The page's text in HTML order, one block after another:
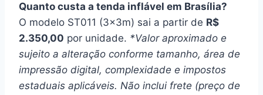
Quanto custa a tenda inflável em Brasília?
O modelo ST011 (3x3m) sai a partir de R$
2.350,00 por unidade. *Valor aproximado e
sujeito a alteração conforme tamanho, área de
impressão digital, complexidade e impostos
estaduais aplicáveis. Não inclui frete (preço de